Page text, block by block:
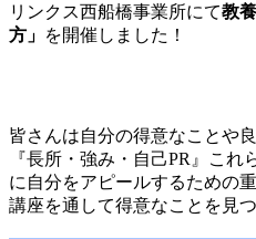
リンクス西船橋事業所にて教
方」 を開催しました！
皆さんは自分の得意なことや
『長所・強み・自己PR』こ
に自分をアピールするための
講座を通して得意なことを見